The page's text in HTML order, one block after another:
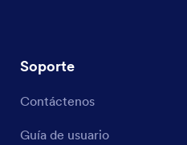
Soporte
Contáctenos
Guía de usuario